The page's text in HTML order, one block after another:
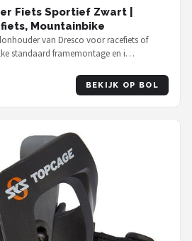
Fiets Sportief Zwart |
Mountainbike
van Dresco voor racefiets of
standaard framemontage en i…
BEKIJK OP BOL